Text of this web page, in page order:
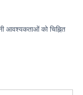
आवश्यकताओं को चिह्नित